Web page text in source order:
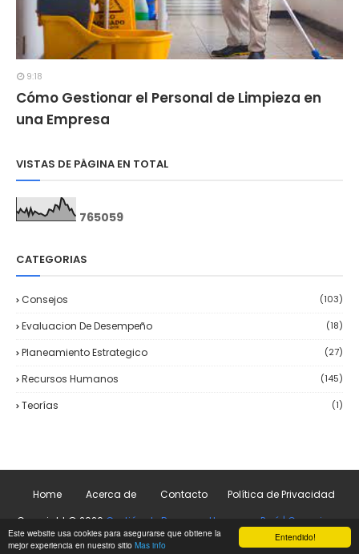
Entendido!
Este website usa cookies para asegurarse que obtiene la
mejor experiencia en nuestro sitio Mas info
9:18
Cómo Gestionar el Personal de Limpieza en
una Empresa
VISTAS DE PÁGINA EN TOTAL
765059
CATEGORIAS
Consejos (103)
Evaluacion De Desempeño (18)
Planeamiento Estrategico (27)
Recursos Humanos (145)
Teorías (1)
Home Acerca de Contacto
Política de Privacidad
Copyright © 2026 Gestión de Recursos Humanos Perú | Consejos y
más